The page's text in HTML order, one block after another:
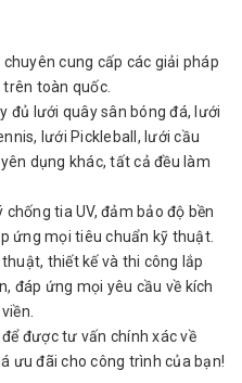
cung cấp các giải pháp
toàn quốc.
đủ lưới quây sân bóng đá, lưới
lưới Pickleball, lưới cầu
dụng khác, tất cả đều làm
tia UV, đảm bảo độ bền
ứng mọi tiêu chuẩn kỹ thuật.
thiết kế và thi công lắp
đáp ứng mọi yêu cầu về kích
được tư vấn chính xác về
ưu đãi cho công trình của bạn!